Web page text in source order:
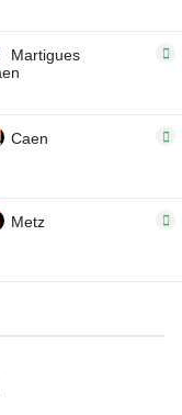
Martigues
Caen
Metz